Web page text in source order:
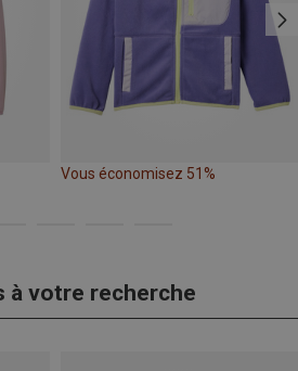
Vous économisez 51%
à votre recherche